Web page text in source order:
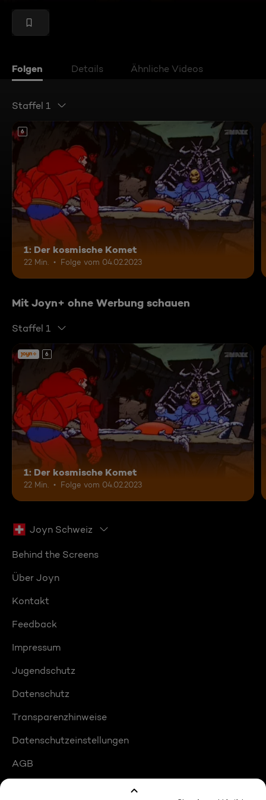
Folgen Details Ähnliche Videos
Staffel 1
6
1: Der kosmische Komet
22 Min. Folge vom 04.02.2023
Mit Joyn+ ohne Werbung schauen
Staffel 1
6
1: Der kosmische Komet
22 Min. Folge vom 04.02.2023
Joyn Schweiz
Behind the Screens
Über Joyn
Kontakt
Feedback
Impressum
Jugendschutz
Datenschutz
Transparenzhinweise
Datenschutzeinstellungen
AGB